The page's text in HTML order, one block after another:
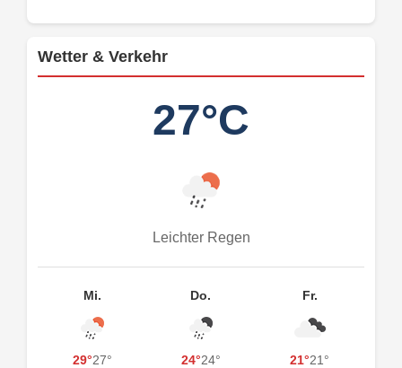
Wetter & Verkehr
27°C
Leichter Regen
Mi.
29°27°
Do.
24°24°
Fr.
21°21°